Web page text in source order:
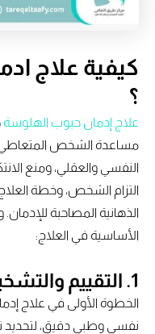
كيفية علاج
؟
علاج إدمان حبوب الهلوسة
مساعدة الشخص المتعاطي
النفسي والعقلي، ومنع
التزام الشخص، وخطة العلاج
الذهانية المصاحبة
الأساسية في العلاج:
الخطوة الأولى في علاج
نفسي وطبي دقيق، لتحديد